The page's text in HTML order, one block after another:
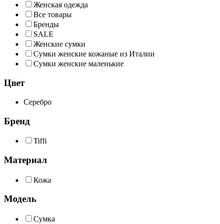
Женская одежда
Все товары
Бренды
SALE
Женские сумки
Сумки женские кожаные из Италии
Сумки женские маленькие
Цвет
Серебро
Бренд
Tiffi
Материал
Кожа
Модель
Сумка